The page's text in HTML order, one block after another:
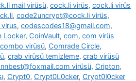
mail virüsü, cock.li virüs, cock.li virüs
, code2uncrypt@cock.li virüs,
, codescodes18@gmail.com,
Locker, CoinVault, com, com virüs
combo virüsü, Comrade Circle,
, crab virüsü temizleme, crab virüsü
virüsü, Cripton,
, Crypt0, Crypt0L0cker, Crypt0l0cker